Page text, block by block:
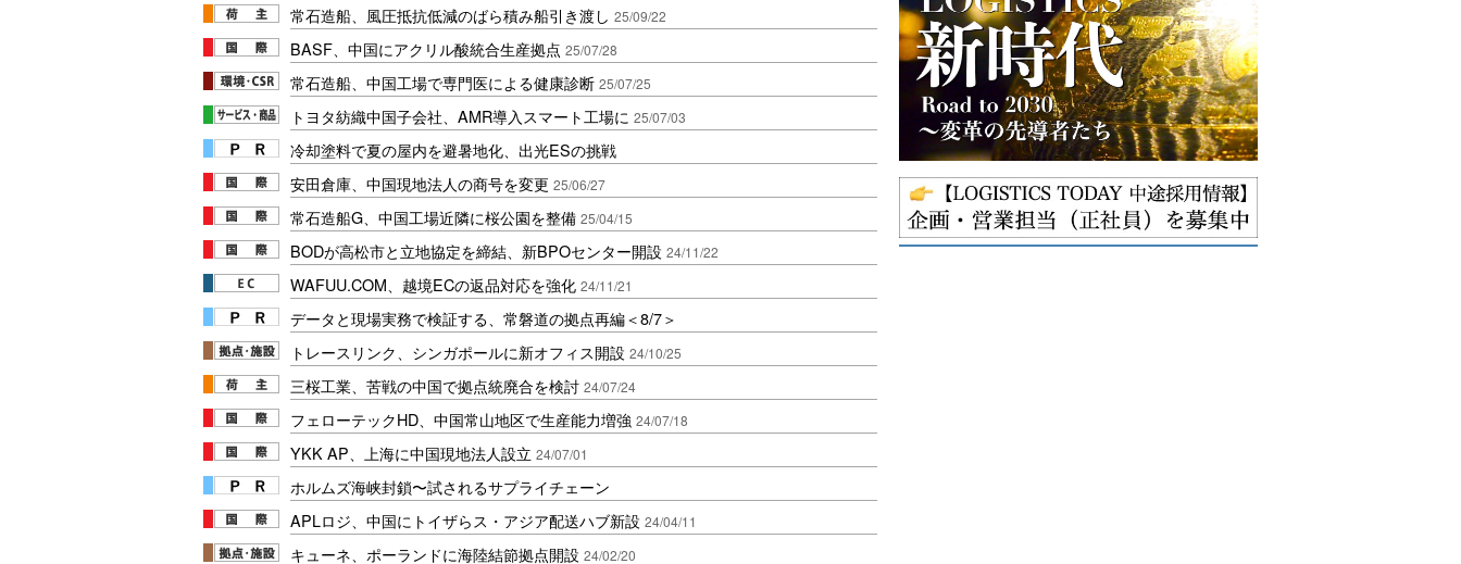
常石造船、風圧抵抗低減のばら積み船引き渡し 25/09/22
BASF、中国にアクリル酸統合生産拠点 25/07/28
常石造船、中国工場で専門医による健康診断 25/07/25
トヨタ紡織中国子会社、AMR導入スマート工場に 25/07/03
冷却塗料で夏の屋内を避暑地化、出光ESの挑戦
安田倉庫、中国現地法人の商号を変更 25/06/27
常石造船G、中国工場近隣に桜公園を整備 25/04/15
BODが高松市と立地協定を締結、新BPOセンター開設 24/11/22
WAFUU.COM、越境ECの返品対応を強化 24/11/21
データと現場実務で検証する、常磐道の拠点再編＜8/7＞
トレースリンク、シンガポールに新オフィス開設 24/10/25
三桜工業、苦戦の中国で拠点統廃合を検討 24/07/24
フェローテックHD、中国常山地区で生産能力増強 24/07/18
YKK AP、上海に中国現地法人設立 24/07/01
ホルムズ海峡封鎖〜試されるサプライチェーン
APLロジ、中国にトイザらス・アジア配送ハブ新設 24/04/11
キューネ、ポーランドに海陸結節拠点開設 24/02/20